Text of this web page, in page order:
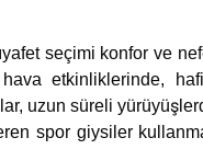
seçimi konfor ve
etkinliklerinde,
uzun süreli
spor giysiler